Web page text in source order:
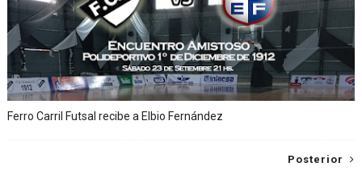
Ferro Carril Futsal recibe a Elbio Fernández
Posterior